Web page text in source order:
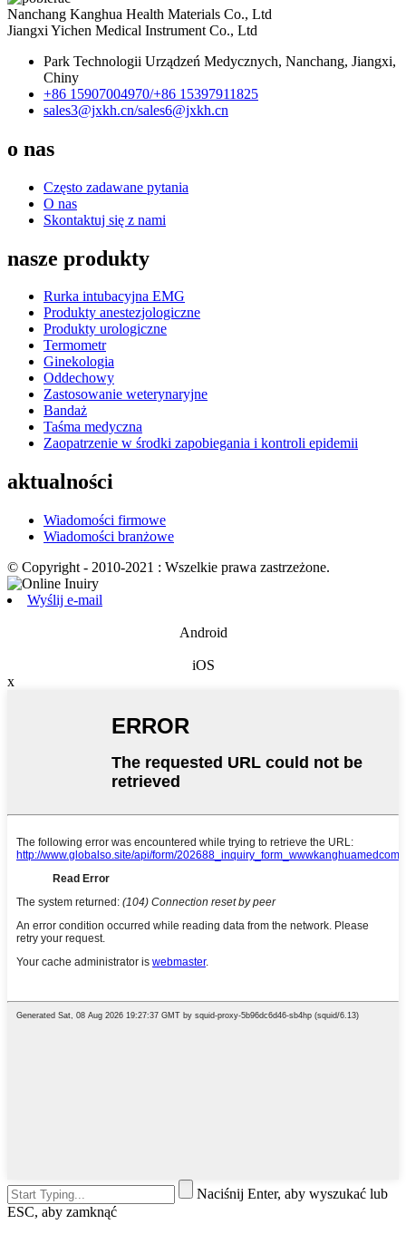
Nanchang Kanghua Health Materials Co., Ltd
Jiangxi Yichen Medical Instrument Co., Ltd
Park Technologii Urządzeń Medycznych, Nanchang, Jiangxi,
Chiny
+86 15907004970/+86 15397911825
sales3@jxkh.cn/sales6@jxkh.cn
o nas
Często zadawane pytania
O nas
Skontaktuj się z nami
nasze produkty
Rurka intubacyjna EMG
Produkty anestezjologiczne
Produkty urologiczne
Termometr
Ginekologia
Oddechowy
Zastosowanie weterynaryjne
Bandaż
Taśma medyczna
Zaopatrzenie w środki zapobiegania i kontroli epidemii
aktualności
Wiadomości firmowe
Wiadomości branżowe
© Copyright - 2010-2021 : Wszelkie prawa zastrzeżone.
Wyślij e-mail
Android
iOS
x
Naciśnij Enter, aby wyszukać lub
ESC, aby zamknąć